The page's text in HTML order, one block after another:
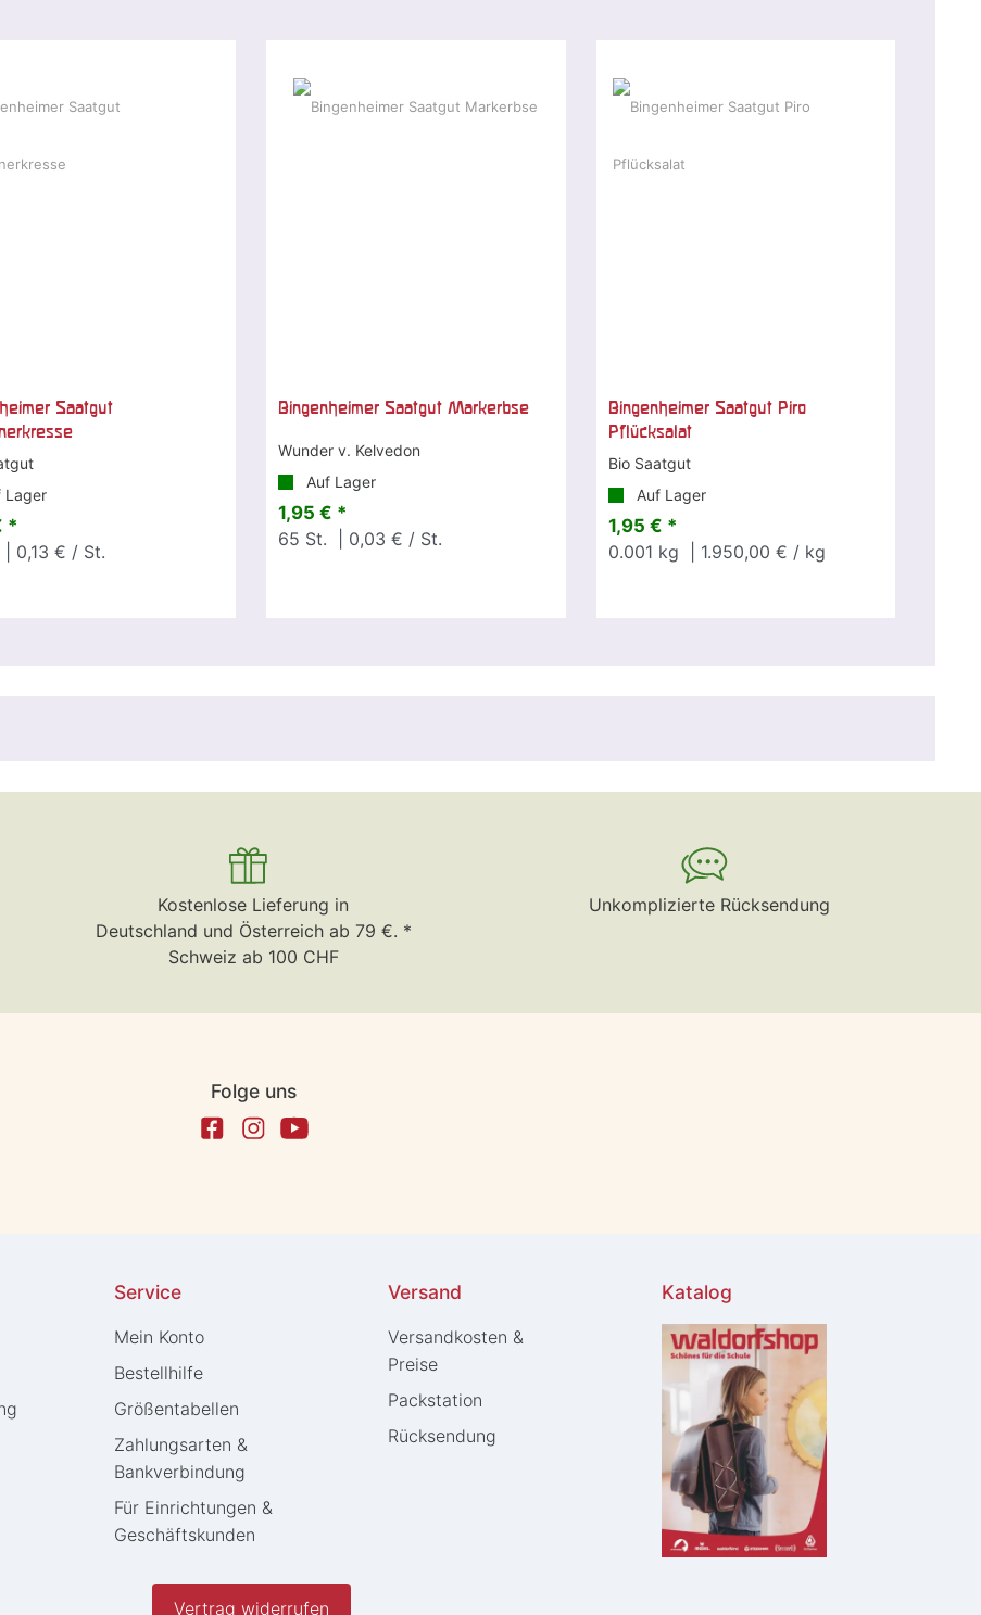
Saatgut
Lager
*
| 0,13 € / St.
Bingenheimer Saatgut Markerbse
Wunder v. Kelvedon
Auf Lager
1,95 € *
65 St. | 0,03 € / St.
Bingenheimer Saatgut Piro
Pflücksalat
Bio Saatgut
Auf Lager
1,95 € *
0.001 kg | 1.950,00 € / kg
Kostenlose Lieferung in
Deutschland und Österreich ab 79 €. *
Schweiz ab 100 CHF
Unkomplizierte Rücksendung
Folge uns
Service
Mein Konto
Bestellhilfe
Größentabellen
Zahlungsarten &
Bankverbindung
Für Einrichtungen &
Geschäftskunden
Versand
Versandkosten &
Preise
Packstation
Rücksendung
Katalog
Vertrag widerrufen